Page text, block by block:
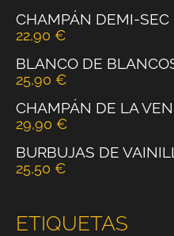
CHAMPÁN DEMI-SEC
22,90 €
BLANCO DE
25,90 €
CHAMPÁN DE LA
29,90 €
BURBUJAS DE
25,50 €
ETIQUETAS